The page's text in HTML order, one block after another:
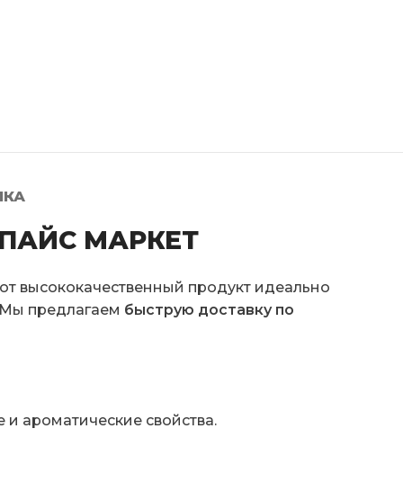
МАРКЕТ
высококачественный продукт идеально
предлагаем быструю доставку по
и ароматические свойства.